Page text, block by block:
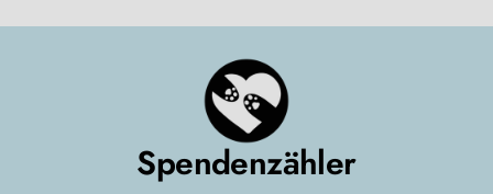
Spendenzähler